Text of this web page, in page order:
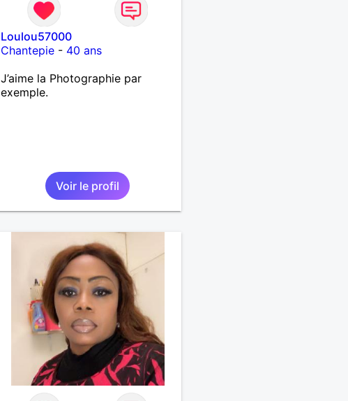
Loulou57000
Chantepie - 40 ans
J’aime la Photographie par
exemple.
Voir le profil